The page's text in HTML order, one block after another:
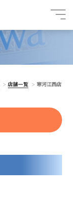
店舗一覧 寒河江西店